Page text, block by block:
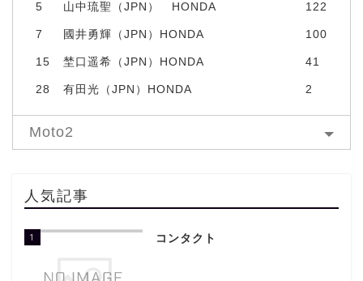
5 山中琉聖（JPN） HONDA 122
7 國井勇輝（JPN）HONDA 100
15 埜口遥希（JPN）HONDA 41
28 有田光（JPN）HONDA 2
Moto2
人気記事
1 コンタクト